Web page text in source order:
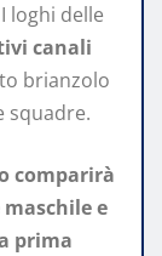
loghi delle
canali
brianzolo
squadre.
comparirà
e
prima